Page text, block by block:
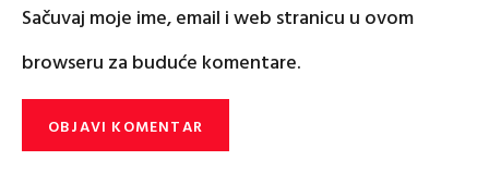
Sačuvaj moje ime, email i web stranicu u ovom
browseru za buduće komentare.